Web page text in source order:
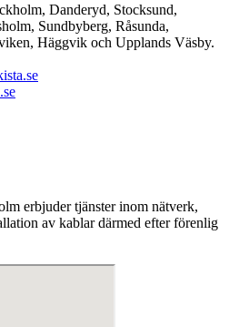
Danderyd, Stocksund,
Sundbyberg, Råsunda,
Häggvik och Upplands Väsby.
erbjuder tjänster inom nätverk,
av kablar därmed efter förenlig